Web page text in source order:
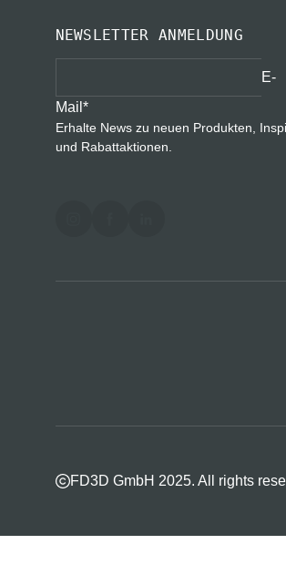
NEWSLETTER ANMELDUNG
E-
Mail *
Erhalte News zu neuen Produkten,
und Rabattaktionen.
FD3D GmbH 2025. All rights